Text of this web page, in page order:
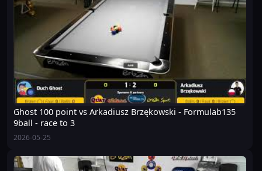
Ghost 100 point vs Arkadiusz Brzękowski - Formulab135
9ball - race to 3
2026-05-25